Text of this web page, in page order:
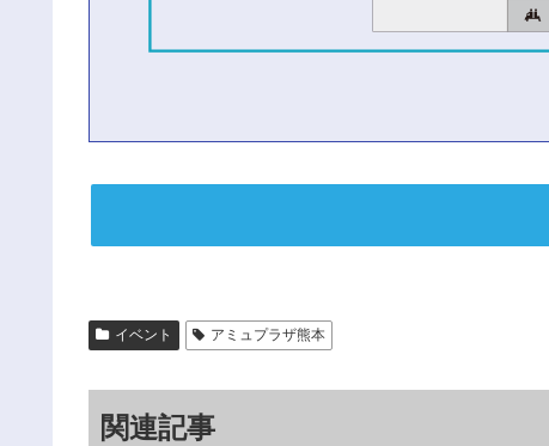
イベント アミュプラザ熊本
関連記事